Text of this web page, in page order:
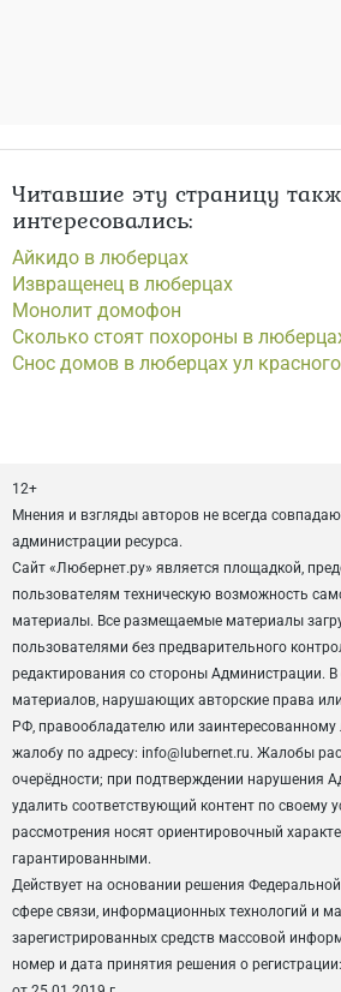
Читавшие эту страницу
интересовались:
Айкидо в люберцах
Извращенец в люберцах
Монолит домофон
Сколько стоят похороны в
Снос домов в люберцах ул
12+
Мнения и взгляды авторов не всегда
администрации ресурса.
Сайт «Любернет.ру» является площадкой,
пользователям техническую возможность
материалы. Все размещаемые материалы
пользователями без предварительного
редактирования со стороны Администрации.
материалов, нарушающих авторские права
РФ, правообладателю или заинтересованному
жалобу по адресу: info@lubernet.ru. Жалобы
очерёдности; при подтверждении нарушения
удалить соответствующий контент по своему
рассмотрения носят ориентировочный
гарантированными.
Действует на основании решения
сфере связи, информационных технологий и
зарегистрированных средств массовой
номер и дата принятия решения о